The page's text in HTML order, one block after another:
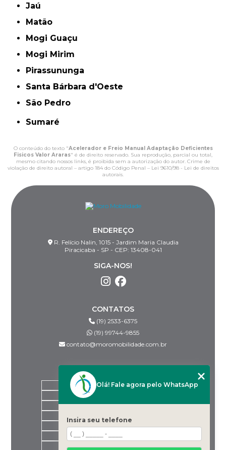
Jaú
Matão
Mogi Guaçu
Mogi Mirim
Pirassununga
Santa Bárbara d'Oeste
São Pedro
Sumaré
O conteúdo do texto "Acelerador e Freio Manual Adaptação Deficientes
Fisicos Valor Araras" é de direito reservado. Sua reprodução, parcial ou total,
mesmo citando nossos links, é proibida sem a autorização do autor. Crime de
violação de direito autoral – artigo 184 do Código Penal – Lei 9610/98 - Lei de direitos
autorais.
ENDEREÇO
R. Felício Nalin, 1015 - Jardim Maria Claudia
Piracicaba - SP - CEP: 13408-041
SIGA-NOS!
CONTATOS
(19) 2533-6375
(19) 99744-9855
contato@moromobilidade.com.br
HOME
PRODUTOS
DESPACHANTES PARCEIROS
CONTATO
CATEGORIAS
Olá! Fale agora pelo WhatsApp
Insira seu telefone